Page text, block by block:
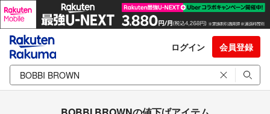
ログイン 会員登録